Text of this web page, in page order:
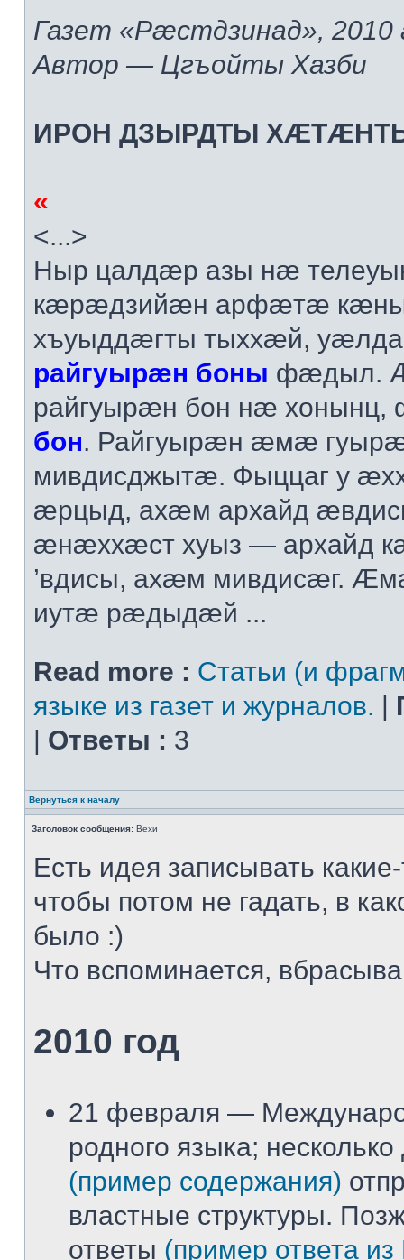
Газет «Рæстдзинад»,
Автор — Цгъойты Хазби
ИРОН ДЗЫРДТЫ
«
<...>
Ныр цалдæр азы нæ
кæрæдзийæн арфæтæ
хъуыддæгты тыххæй,
райгуырæн боны фæдыл.
райгуырæн бон нæ
бон. Райгуырæн æмæ
мивдисджытæ. Фыццаг у
æрцыд, ахæм архайд
æнæххæст хуыз — архайд
’вдисы, ахæм мивдисæг.
иутæ рæдыдæй ...
Read more : Статьи (и
языке из газет и журналов. |
| Ответы : 3
Вернуться к началу
Заголовок сообщения: Вехи
Есть идея записывать
чтобы потом не гадать, в
было :)
Что вспоминается,
2010 год
21 февраля —
родного языка;
(пример содержания)
властные структуры.
ответы (пример ответа